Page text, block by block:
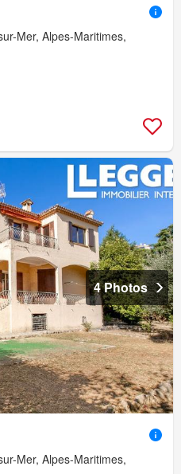
Mer, Alpes-Maritimes,
4 Photos
Mer, Alpes-Maritimes,